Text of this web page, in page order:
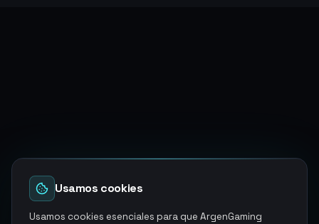
Usamos cookies
Usamos cookies esenciales para que ArgenGaming